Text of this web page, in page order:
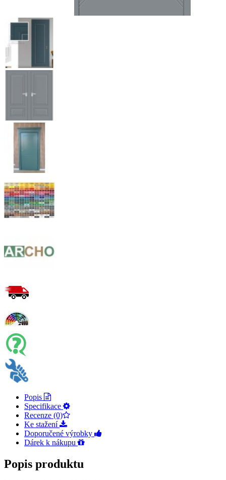
Popis
Specifikace
Recenze (0)
Ke stažení
Doporučené výrobky
Dárek k nákupu
Popis produktu